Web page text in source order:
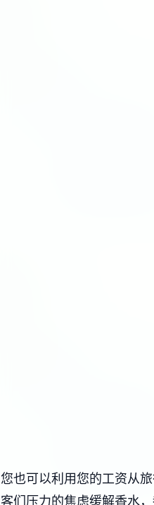
您也可以利用您的工资从
客们压力的焦虑缓解香水